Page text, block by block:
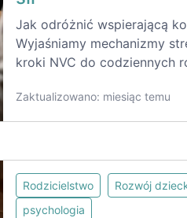
Jak odróżnić wspierającą
Wyjaśniamy mechanizmy
kroki NVC do codziennych
Zaktualizowano: miesiąc temu
Rodzicielstwo Rozwój
psychologia